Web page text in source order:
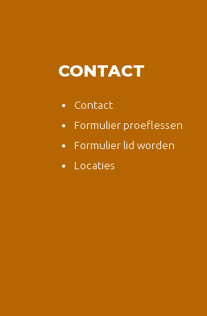
CONTACT
Contact
Formulier proeflessen
Formulier lid worden
Locaties